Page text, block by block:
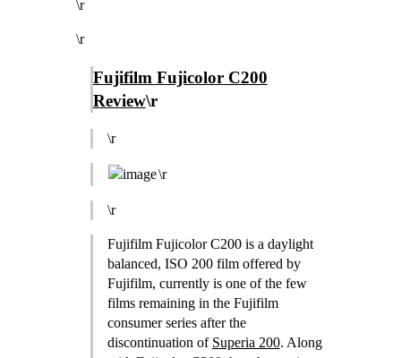
\r
\r
Fujifilm Fujicolor C200
Review\r
\r
\r
\r
Fujifilm Fujicolor C200 is a daylight
balanced, ISO 200 film offered by
Fujifilm, currently is one of the few
films remaining in the Fujifilm
consumer series after the
discontinuation of Superia 200. Along